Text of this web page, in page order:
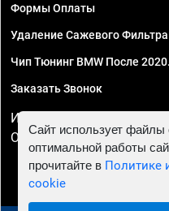
Формы Оплаты
Удаление Сажевого
Чип Тюнинг BMW После
Заказать Звонок
ИП Смирнов Георгий
ОГРНИП
Сайт использует
оптимальной работы
прочитайте в Политике
cookie